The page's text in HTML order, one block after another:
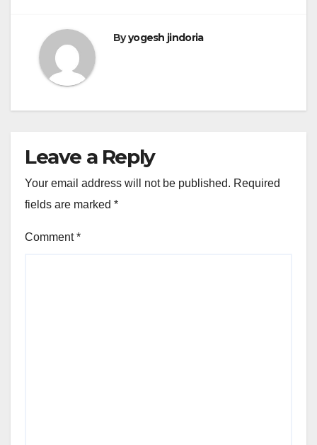
Byyogesh jindoria
Leave a Reply
Your email address will not be published. Required
fields are marked *
Comment*